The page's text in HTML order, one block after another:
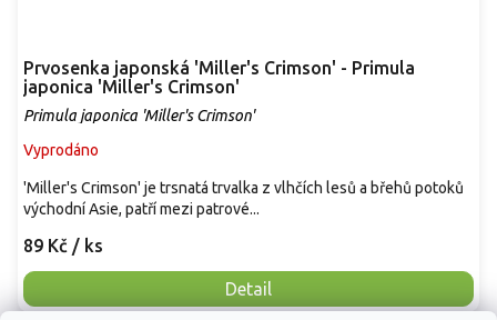
Prvosenka japonská 'Miller's Crimson' - Primula
japonica 'Miller's Crimson'
Primula japonica 'Miller's Crimson'
Vyprodáno
89 Kč / ks
Detail
'Miller's Crimson' je trsnatá trvalka z vlhčích lesů a břehů potoků
východní Asie, patří mezi patrové...